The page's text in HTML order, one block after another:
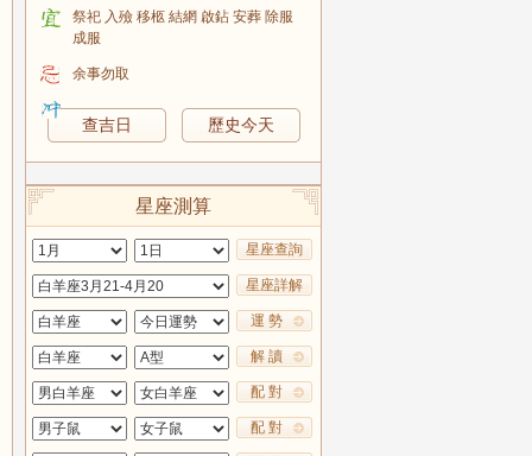
祭祀 入殮 移柩 結網 啟鉆 安葬 除服
成服
余事勿取
查吉日 歷史今天
星座測算
星座查詢
星座詳解
運 勢
解 讀
配 對
配 對